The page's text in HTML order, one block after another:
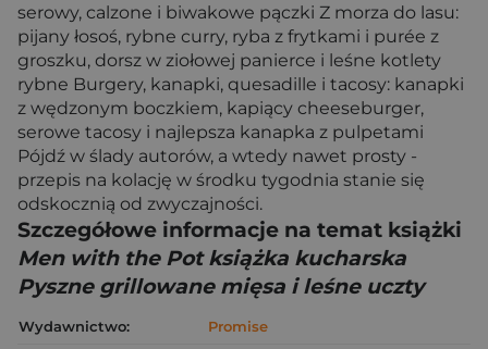
serowy, calzone i biwakowe pączki Z morza do lasu:
pijany łosoś, rybne curry, ryba z frytkami i purée z
groszku, dorsz w ziołowej panierce i leśne kotlety
rybne Burgery, kanapki, quesadille i tacosy: kanapki
z wędzo­nym boczkiem, kapiący cheeseburger,
serowe tacosy i najlepsza kanapka z pulpetami
Pójdź w ślady autorów, a wtedy nawet prosty ­
przepis na kolację w środku tygodnia stanie się
odskocznią od zwyczajności.
Szczegółowe informacje na temat książki
Men with the Pot książka kucharska
Pyszne grillowane mięsa i leśne uczty
Wydawnictwo:
Promise